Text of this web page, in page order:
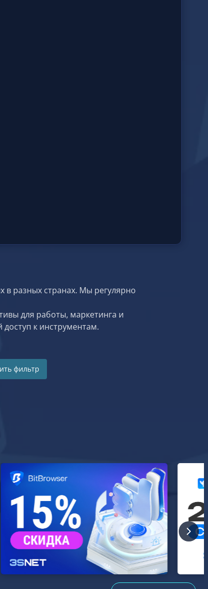
в разных странах. Мы регулярно
для работы, маркетинга и
к инструментам.
фильтр